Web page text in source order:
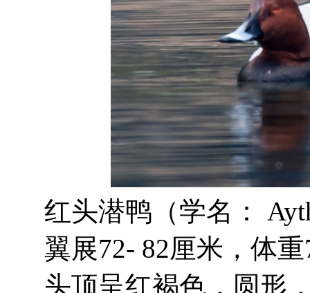
红头潜鸭（学名：
翼展72- 82厘米，体
头顶呈红褐色，圆形